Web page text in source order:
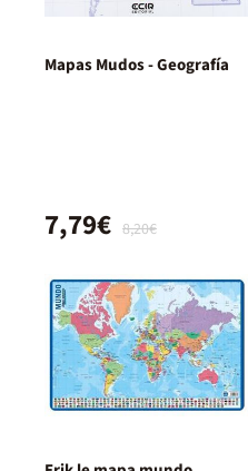
Mapas Mudos - Geografía
8,20€
7,79€